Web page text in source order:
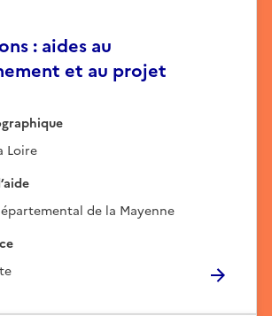
: aides au
et au projet
Loire
de la Mayenne